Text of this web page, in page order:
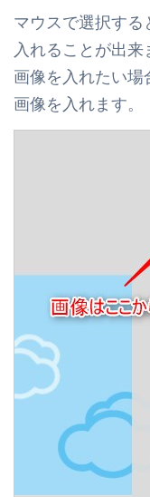
マウスで選択する
入れることが出来
画像を入れたい場
画像を入れます。